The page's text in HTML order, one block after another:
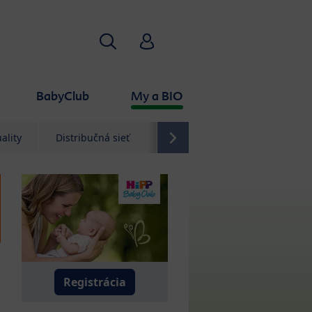
BabyClub My a BIO
HľadaťHiPP Babyclub
Distribučná sieť Kontakt
Registrácia